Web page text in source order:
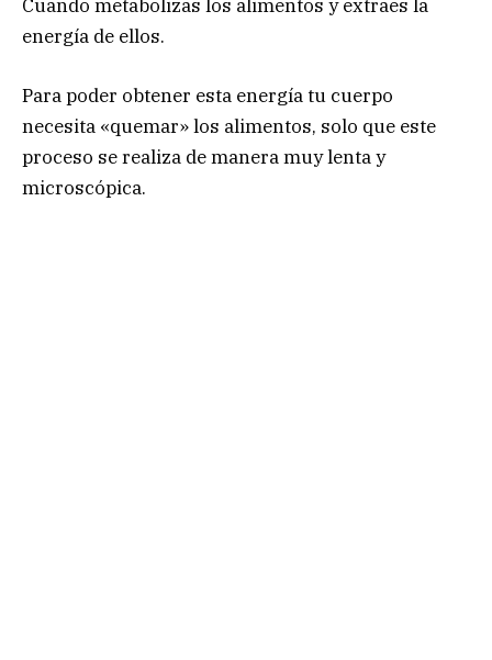
Cuando metabolizas los alimentos y extraes la
energía de ellos.
Para poder obtener esta energía tu cuerpo
necesita «quemar» los alimentos, solo que este
proceso se realiza de manera muy lenta y
microscópica.